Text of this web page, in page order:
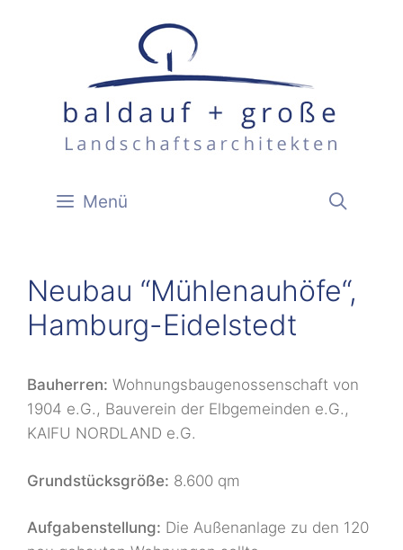
Menü
Neubau “Mühlenauhöfe“,
Hamburg-Eidelstedt
Bauherren: Wohnungsbaugenossenschaft von
1904 e.G., Bauverein der Elbgemeinden e.G.,
KAIFU NORDLAND e.G.
Grundstücksgröße: 8.600 qm
Aufgabenstellung: Die Außenanlage zu den 120